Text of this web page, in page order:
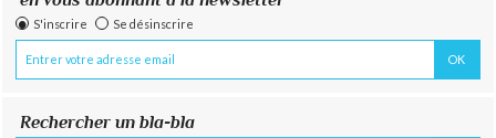
S'inscrire Se désinscrire
Rechercher un bla-bla